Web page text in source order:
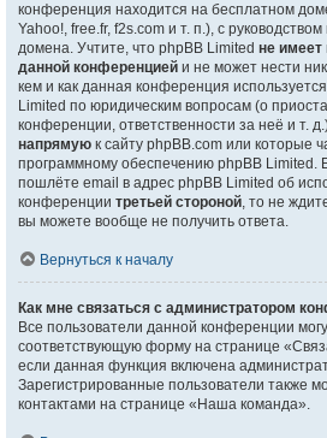
конференция находится на бесплатном
Yahoo!, free.fr, f2s.com и т. п.), с
домена. Учтите, что phpBB Limited не имеет
данной конференцией и не может нести
кем и как данная конференция
Limited по юридическим вопросам (о
конференции, ответственности за неё и т.
напрямую к сайту phpBB.com или которые
программному обеспечению phpBB Limited.
пошлёте email в адрес phpBB Limited об
конференции третьей стороной, то не
вы можете вообще не получить ответа.
Вернуться к началу
Как мне связаться с администратором
Все пользователи данной конференции
соответствующую форму на странице
если данная функция включена
Зарегистрированные пользователи также
контактами на странице «Наша команда».